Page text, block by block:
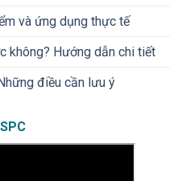
và ứng dụng thực tế
không? Hướng dẫn chi tiết
điều cần lưu ý